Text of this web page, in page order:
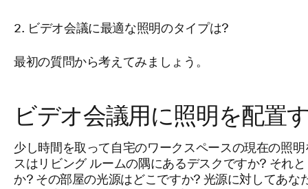
ビデオ会議に最適な照明のタイプは?
最初の質問から考えてみましょう。
ビデオ会議用に照明を配置
少し時間を取って自宅のワークスペースの現在の照
スはリビング ルームの隅にあるデスクですか? それ
か? その部屋の光源はどこですか? 光源に対してあな